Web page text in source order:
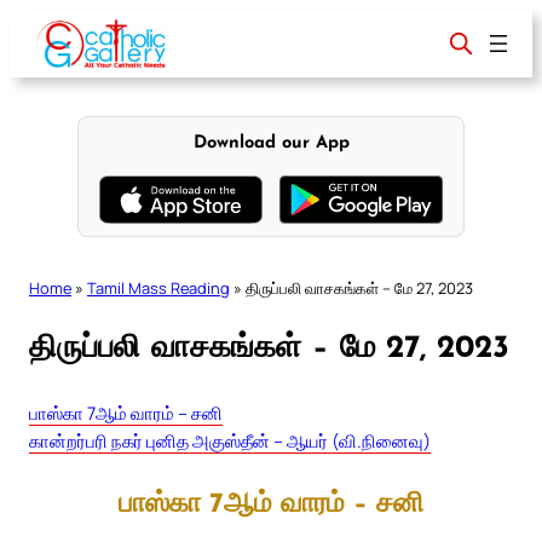
content
Download our App
Home » Tamil Mass Reading » திருப்பலி வாசகங்கள் – மே 27, 2023
திருப்பலி வாசகங்கள் – மே 27, 2023
பாஸ்கா 7ஆம் வாரம் – சனி
கான்றர்பரி நகர் புனித அகுஸ்தீன் – ஆயர் (வி.நினைவு)
பாஸ்கா 7ஆம் வாரம் – சனி